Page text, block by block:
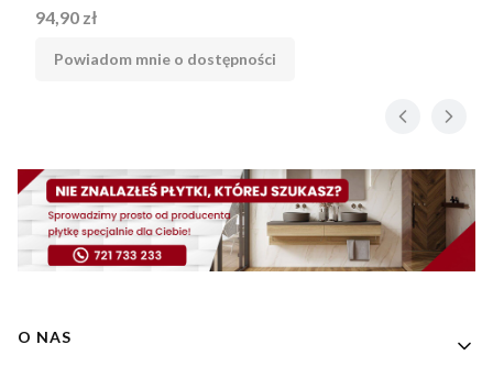
Cena
94,90 zł
Powiadom mnie o dostępności
Linki w stopce
O NAS